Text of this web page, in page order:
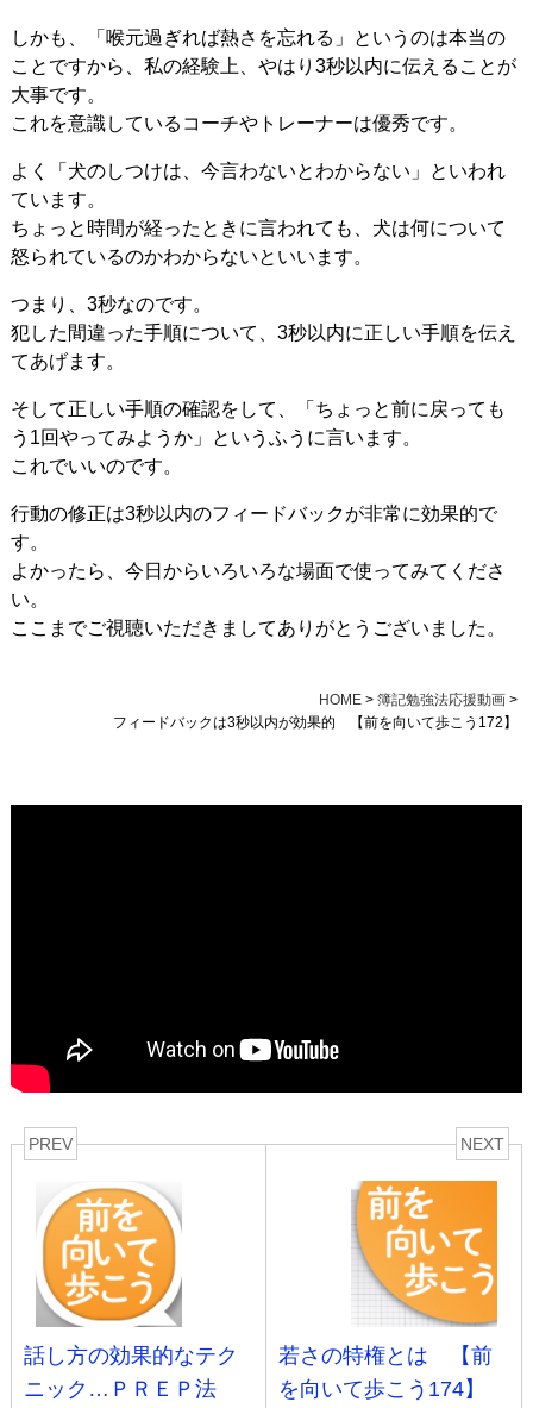
しかも、「喉元過ぎれば熱さを忘れる」というのは本当の
ことですから、私の経験上、やはり3秒以内に伝えることが
大事です。
これを意識しているコーチやトレーナーは優秀です。
よく「犬のしつけは、今言わないとわからない」といわれ
ています。
ちょっと時間が経ったときに言われても、犬は何について
怒られているのかわからないといいます。
つまり、3秒なのです。
犯した間違った手順について、3秒以内に正しい手順を伝え
てあげます。
そして正しい手順の確認をして、「ちょっと前に戻っても
う1回やってみようか」というふうに言います。
これでいいのです。
行動の修正は3秒以内のフィードバックが非常に効果的で
す。
よかったら、今日からいろいろな場面で使ってみてくださ
い。
ここまでご視聴いただきましてありがとうございました。
HOME> 簿記勉強法応援動画>
フィードバックは3秒以内が効果的 【前を向いて歩こう172】
PREV
話し方の効果的なテク
ニック…ＰＲＥＰ法
NEXT
若さの特権とは 【前
を向いて歩こう174】